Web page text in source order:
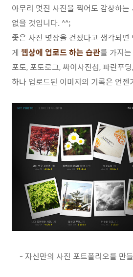
아무리 멋진 사진을 찍어도 감상하
없을 것입니다. ^^;
좋은 사진 몇장을 건졌다고 생각되
게 웹상에 업로드 하는 습관를 가지
포토, 포토로그, 싸이사진첩, 파란푸
하나 업로드된 이미지의 기록은 언
- 자신만의 사진 포트폴리오를 만